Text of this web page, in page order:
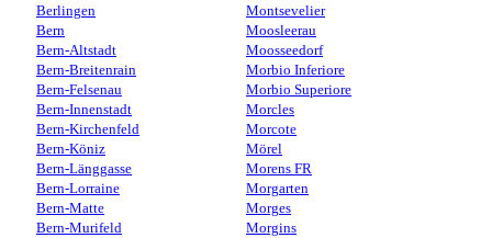
Berlingen
Bern
Bern-Altstadt
Bern-Breitenrain
Bern-Felsenau
Bern-Innenstadt
Bern-Kirchenfeld
Bern-Köniz
Bern-Länggasse
Bern-Lorraine
Bern-Matte
Bern-Murifeld
Montsevelier
Moosleerau
Moosseedorf
Morbio Inferiore
Morbio Superiore
Morcles
Morcote
Mörel
Morens FR
Morgarten
Morges
Morgins